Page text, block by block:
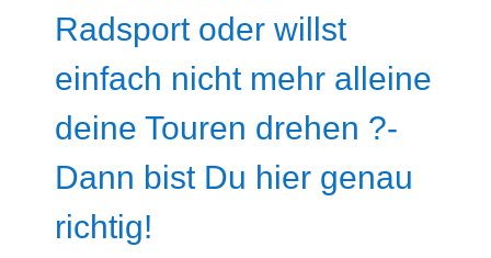
Radsport oder willst
einfach nicht mehr alleine
deine Touren drehen ?-
Dann bist Du hier genau
richtig!